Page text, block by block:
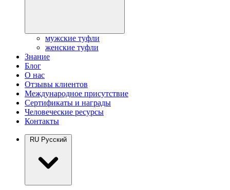
мужские туфли
женские туфли
Знание
Блог
О нас
Отзывы клиентов
Международное присутствие
Сертификаты и награды
Человеческие ресурсы
Контакты
RU Русский